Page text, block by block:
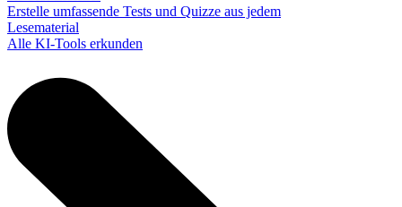
Erstelle umfassende Tests und Quizze aus jedem
Lesematerial
Alle KI-Tools erkunden